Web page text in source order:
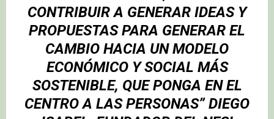
CONTRIBUIR A GENERAR IDEAS Y
PROPUESTAS PARA GENERAR EL
CAMBIO HACIA UN MODELO
ECONÓMICO Y SOCIAL MÁS
SOSTENIBLE, QUE PONGA EN EL
CENTRO A LAS PERSONAS” DIEGO